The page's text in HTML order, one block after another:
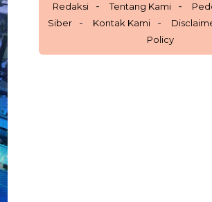
Redaksi Tentang Kami
Siber
Kontak Kami
Policy